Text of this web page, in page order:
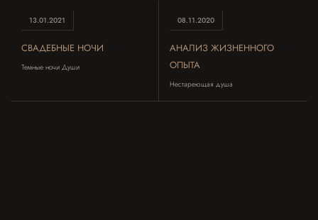
13.01.2021
СВАДЕБНЫЕ НОЧИ
Темные ночи Души
08.11.2020
АНАЛИЗ ЖИЗНЕННОГО
ОПЫТА
Нестареющая душа